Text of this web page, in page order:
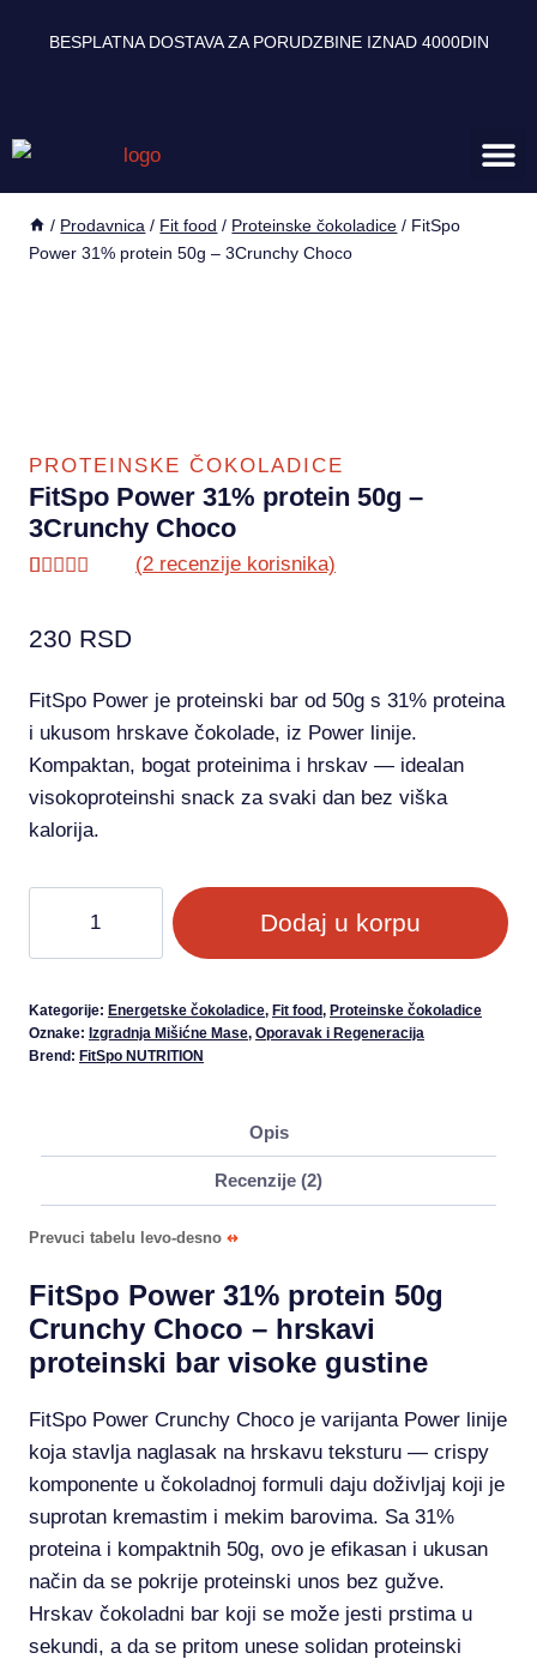
BESPLATNA DOSTAVA ZA PORUDZBINE IZNAD 4000DIN
/ Prodavnica / Fit food / Proteinske čokoladice / FitSpo
Power 31% protein 50g – 3Crunchy Choco
PROTEINSKE ČOKOLADICE
FitSpo Power 31% protein 50g –
3Crunchy Choco
na osnovu
(2 recenzije korisnika)
230 RSD
FitSpo Power je proteinski bar od 50g s 31% proteina
i ukusom hrskave čokolade, iz Power linije.
Kompaktan, bogat proteinima i hrskav — idealan
visokoproteinshi snack za svaki dan bez viška
kalorija.
Dodaj u korpu
Kategorije: Energetske čokoladice, Fit food, Proteinske čokoladice
Oznake: Izgradnja Mišićne Mase, Oporavak i Regeneracija
Brend: FitSpo NUTRITION
Opis
Recenzije (2)
Prevuci tabelu levo-desno
FitSpo Power 31% protein 50g
Crunchy Choco – hrskavi
proteinski bar visoke gustine
FitSpo Power Crunchy Choco je varijanta Power linije
koja stavlja naglasak na hrskavu teksturu — crispy
komponente u čokoladnoj formuli daju doživljaj koji je
suprotan kremastim i mekim barovima. Sa 31%
proteina i kompaktnih 50g, ovo je efikasan i ukusan
način da se pokrije proteinski unos bez gužve.
Hrskav čokoladni bar koji se može jesti prstima u
sekundi, a da se pritom unese solidan proteinski